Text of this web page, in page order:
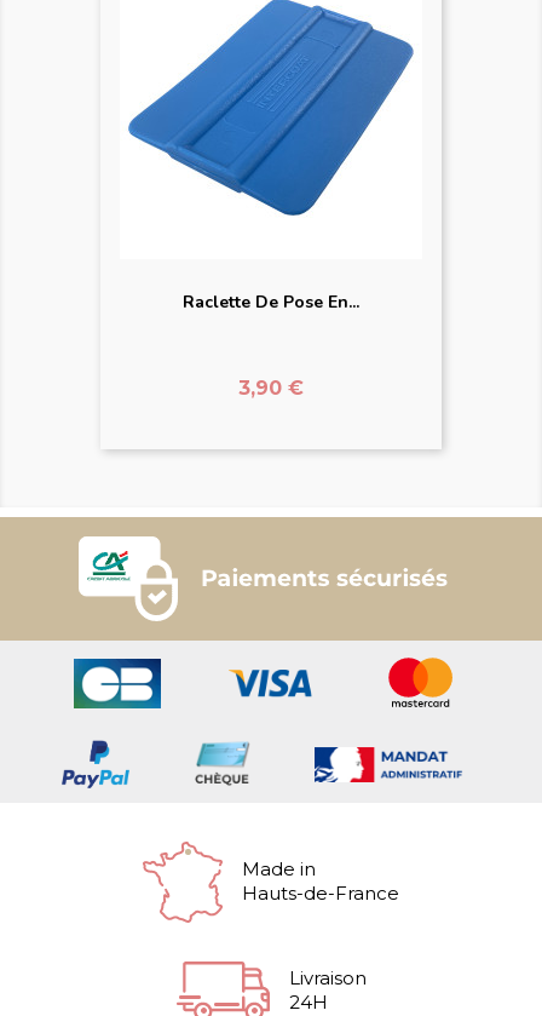
Raclette De Pose En...
Prix
3,90 €
Made in
Hauts-de-France
Livraison
24H